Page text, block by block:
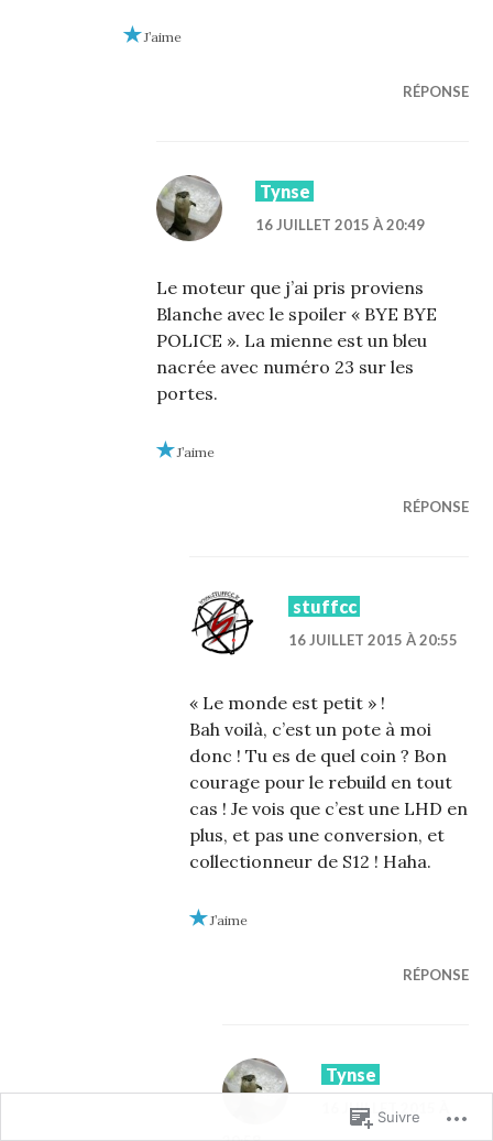
J’aime
RÉPONSE
Tynse
16 JUILLET 2015 À 20:49
Le moteur que j’ai pris proviens
Blanche avec le spoiler « BYE BYE
POLICE ». La mienne est un bleu
nacrée avec numéro 23 sur les
portes.
J’aime
RÉPONSE
stuffcc
16 JUILLET 2015 À 20:55
« Le monde est petit » !
Bah voilà, c’est un pote à moi
donc ! Tu es de quel coin ? Bon
courage pour le rebuild en tout
cas ! Je vois que c’est une LHD en
plus, et pas une conversion, et
collectionneur de S12 ! Haha.
J’aime
RÉPONSE
Tynse
16 JUILLET 2015 À
Suivre